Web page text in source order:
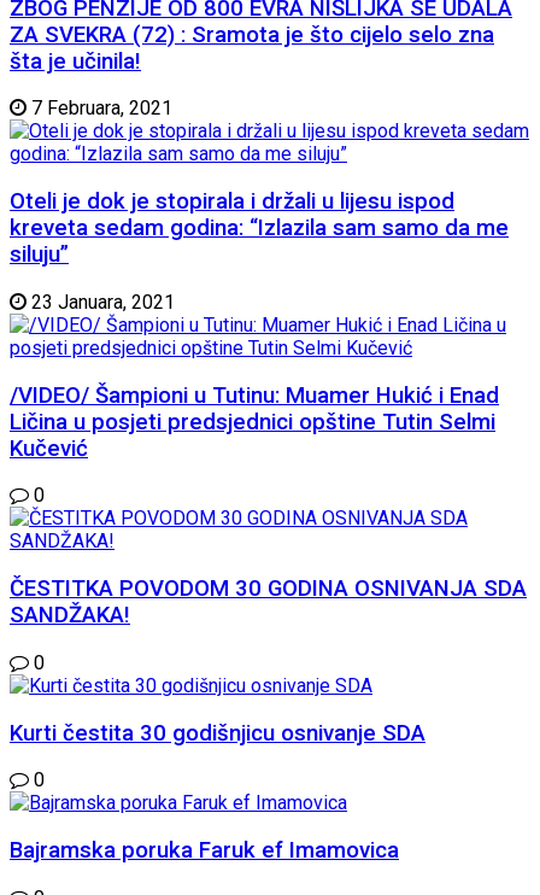
ZBOG PENZIJE OD 800 EVRA NIŠLIJKA SE UDALA
ZA SVEKRA (72) : Sramota je što cijelo selo zna
šta je učinila!
7 Februara, 2021
Oteli je dok je stopirala i držali u lijesu ispod
kreveta sedam godina: “Izlazila sam samo da me
siluju”
23 Januara, 2021
/VIDEO/ Šampioni u Tutinu: Muamer Hukić i Enad
Ličina u posjeti predsjednici opštine Tutin Selmi
Kučević
0
ČESTITKA POVODOM 30 GODINA OSNIVANJA SDA
SANDŽAKA!
0
Kurti čestita 30 godišnjicu osnivanje SDA
0
Bajramska poruka Faruk ef Imamovica